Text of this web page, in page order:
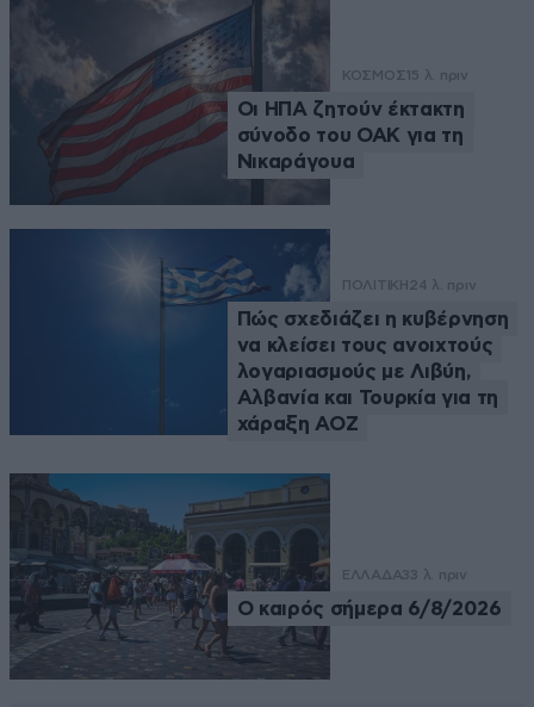
ΚΟΣΜΟΣ 15 λ. πριν
Οι ΗΠΑ ζητούν έκτακτη
σύνοδο του ΟΑΚ για τη
Νικαράγουα
ΠΟΛΙΤΙΚΗ24 λ. πριν
Πώς σχεδιάζει η κυβέρνηση
να κλείσει τους ανοιχτούς
λογαριασμούς με Λιβύη,
Αλβανία και Τουρκία για τη
χάραξη ΑΟΖ
ΕΛΛΑΔΑ33 λ. πριν
Ο καιρός σήμερα 6/8/2026